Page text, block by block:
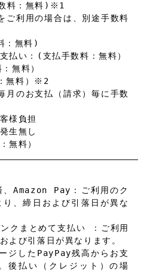
料：無料)※1
ご利用の場合は、別途手数料
：無料)
払い：(支払手数料：無料）
無料）
無料）※2
のお支払（請求）毎に手数
様負担
生無し
無料）
、Amazon Pay：ご利用のク
、締日および引落日が異な
クまとめて支払い ：ご利用
よび引落日が異なります。
ジしたPayPay残高からお支
後払い（クレジット）の場